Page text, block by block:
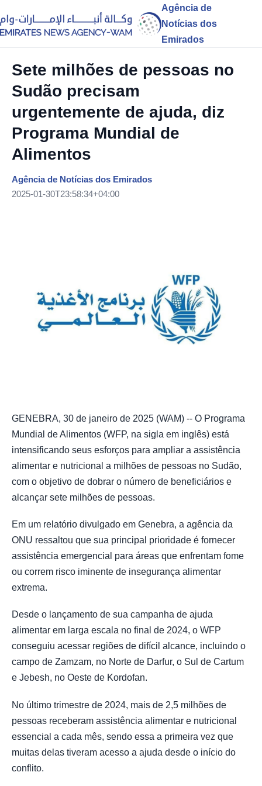
Agência de
Notícias dos
Emirados
Sete milhões de pessoas no
Sudão precisam
urgentemente de ajuda, diz
Programa Mundial de
Alimentos
Agência de Notícias dos Emirados
2025-01-30T23:58:34+04:00
GENEBRA, 30 de janeiro de 2025 (WAM) -- O Programa
Mundial de Alimentos (WFP, na sigla em inglês) está
intensificando seus esforços para ampliar a assistência
alimentar e nutricional a milhões de pessoas no Sudão,
com o objetivo de dobrar o número de beneficiários e
alcançar sete milhões de pessoas.
Em um relatório divulgado em Genebra, a agência da
ONU ressaltou que sua principal prioridade é fornecer
assistência emergencial para áreas que enfrentam fome
ou correm risco iminente de insegurança alimentar
extrema.
Desde o lançamento de sua campanha de ajuda
alimentar em larga escala no final de 2024, o WFP
conseguiu acessar regiões de difícil alcance, incluindo o
campo de Zamzam, no Norte de Darfur, o Sul de Cartum
e Jebesh, no Oeste de Kordofan.
No último trimestre de 2024, mais de 2,5 milhões de
pessoas receberam assistência alimentar e nutricional
essencial a cada mês, sendo essa a primeira vez que
muitas delas tiveram acesso a ajuda desde o início do
conflito.